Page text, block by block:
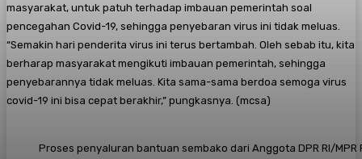
masyarakat, untuk patuh terhadap imbauan pemerintah soal
pencegahan Covid-19, sehingga penyebaran virus ini tidak meluas.
“Semakin hari penderita virus ini terus bertambah. Oleh sebab itu, kita
berharap masyarakat mengikuti imbauan pemerintah, sehingga
penyebarannya tidak meluas. Kita sama-sama berdoa semoga virus
covid-19 ini bisa cepat berakhir,” pungkasnya. (mcsa)
Proses penyaluran bantuan sembako dari Anggota DPR RI/MPR